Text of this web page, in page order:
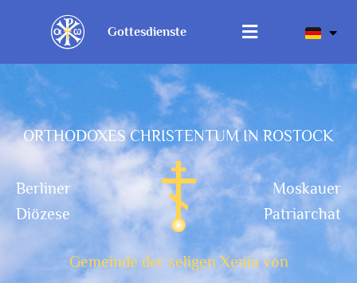
Gottesdienste
ORTHODOXES CHRISTENTUM IN ROSTOCK
Berliner
Diözese
Moskauer
Patriarchat
Gemeinde der seligen Xenia von